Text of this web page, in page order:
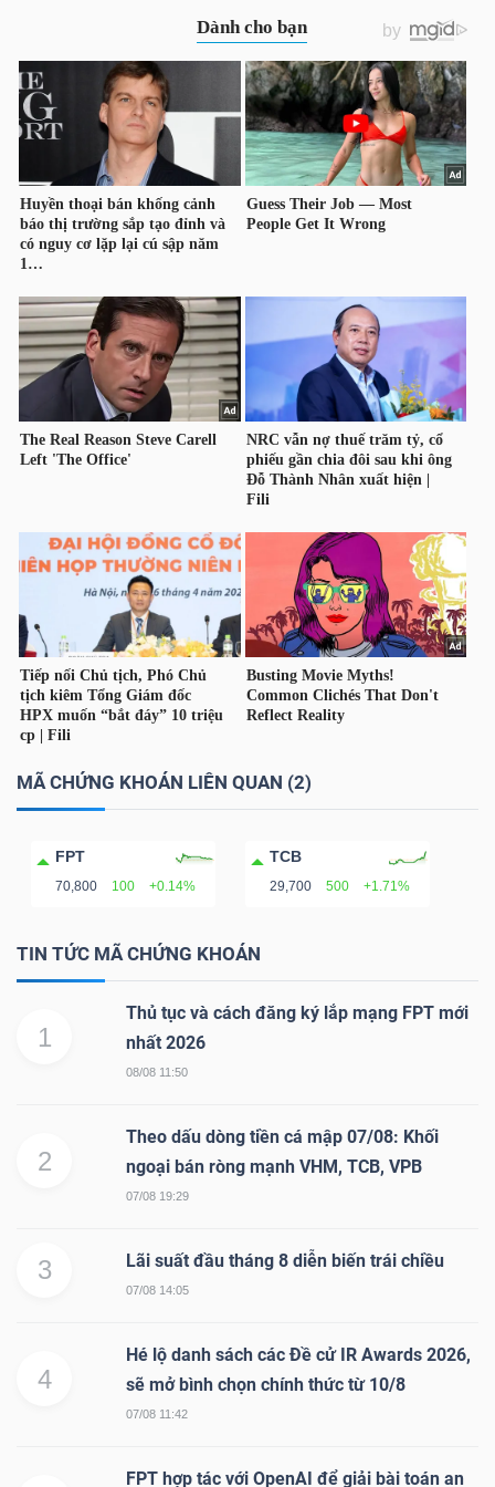
MÃ CHỨNG KHOÁN LIÊN QUAN (2)
FPT
70,800 100 +0.14%
TCB
29,700 500 +1.71%
TIN TỨC MÃ CHỨNG KHOÁN
1
Thủ tục và cách đăng ký lắp mạng FPT mới
nhất 2026
08/08 11:50
2
Theo dấu dòng tiền cá mập 07/08: Khối
ngoại bán ròng mạnh VHM, TCB, VPB
07/08 19:29
3 Lãi suất đầu tháng 8 diễn biến trái chiều
07/08 14:05
4
Hé lộ danh sách các Đề cử IR Awards 2026,
sẽ mở bình chọn chính thức từ 10/8
07/08 11:42
FPT hợp tác với OpenAI để giải bài toán an
TIÊU
THIẾT
YẾU
CHĂM
SỨC
KHỎE
CHÍNH
CÔNG
TIN
VỤ
BẤT